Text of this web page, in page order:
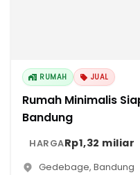
RUMAH JUAL
Rumah Minimalis
Bandung
HARGARp1,32 miliar
Gedebage, Bandung